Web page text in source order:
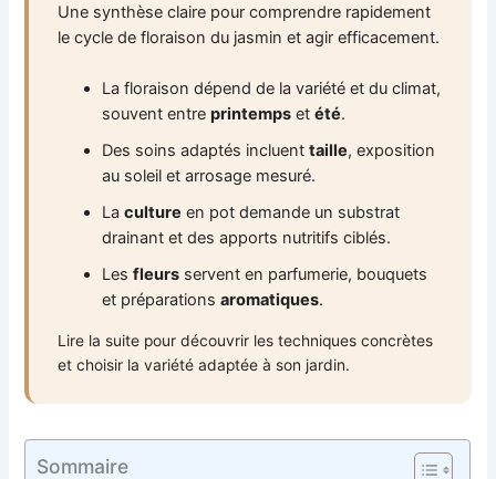
Une synthèse claire pour comprendre rapidement
le cycle de floraison du jasmin et agir efficacement.
La floraison dépend de la variété et du climat,
souvent entreprintemps etété.
Des soins adaptés incluenttaille, exposition
au soleil et arrosage mesuré.
Laculture en pot demande un substrat
drainant et des apports nutritifs ciblés.
Lesfleurs servent en parfumerie, bouquets
et préparationsaromatiques.
Lire la suite pour découvrir les techniques concrètes
et choisir la variété adaptée à son jardin.
Sommaire